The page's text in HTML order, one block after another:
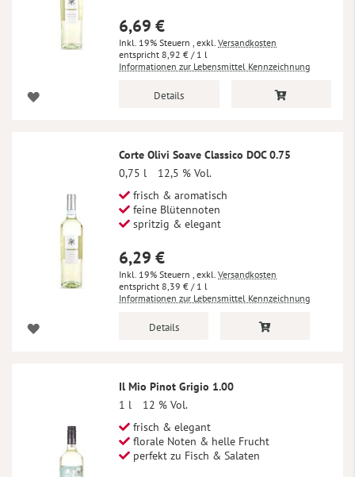
6,69 €
Inkl. 19% Steuern exkl. Versandkosten
8,92 € / 1 l
Informationen zur Lebensmittel Kennzeichnung
Details
Corte Olivi Soave Classico DOC 0.75
0,75 l
12,5 % Vol.
frisch & aromatisch
feine Blütennoten
spritzig & elegant
6,29 €
Inkl. 19% Steuern exkl. Versandkosten
8,39 € / 1 l
Informationen zur Lebensmittel Kennzeichnung
Details
Il Mio Pinot Grigio 1.00
1 l
12 % Vol.
frisch & elegant
florale Noten & helle Frucht
perfekt zu Fisch & Salaten